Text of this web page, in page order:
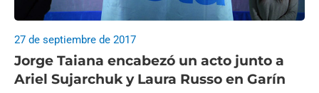
Jorge Taiana encabezó un acto junto a
Ariel Sujarchuk y Laura Russo en Garín
27 de septiembre de 2017